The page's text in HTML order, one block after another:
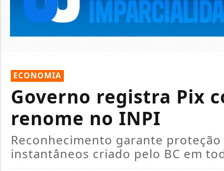
ECONOMIA
Governo registra Pix
renome no INPI
Reconhecimento garante
instantâneos criado pelo BC em